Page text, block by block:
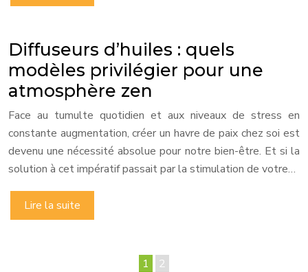
Diffuseurs d’huiles : quels
modèles privilégier pour une
atmosphère zen
Face au tumulte quotidien et aux niveaux de stress en
constante augmentation, créer un havre de paix chez soi est
devenu une nécessité absolue pour notre bien-être. Et si la
solution à cet impératif passait par la stimulation de votre…
Lire la suite
1 2